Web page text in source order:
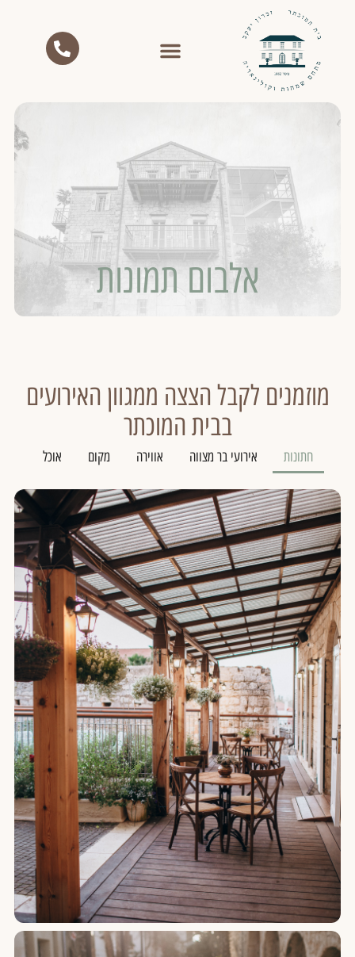
אלבום תמונות
מוזמנים לקבל הצצה ממגוון האירועים
בבית המוכתר
חתונות אירועי בר מצווה אווירה מקום אוכל